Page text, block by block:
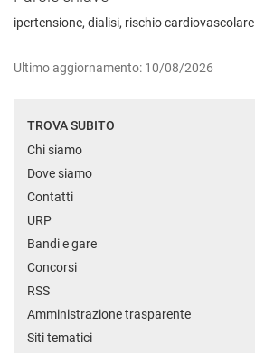
ipertensione, dialisi, rischio cardiovascolare
Ultimo aggiornamento: 10/08/2026
TROVA SUBITO
Chi siamo
Dove siamo
Contatti
URP
Bandi e gare
Concorsi
RSS
Amministrazione trasparente
Siti tematici